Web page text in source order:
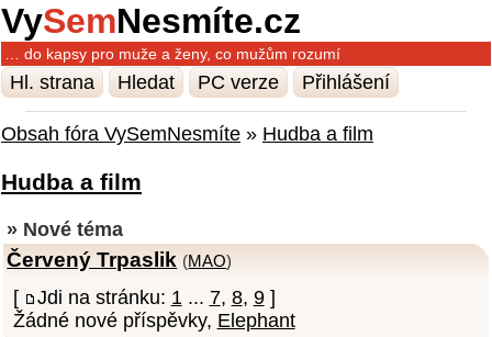
VySemNesmíte.cz
… do kapsy pro muže a ženy, co mužům rozumí
Hl. strana Hledat PC verze Přihlášení
Obsah fóra VySemNesmíte » Hudba a film
Hudba a film
» Nové téma
Červený Trpaslik (MAO)
[ Jdi na stránku: 1 ... 7, 8, 9]
Žádné nové příspěvky, Elephant